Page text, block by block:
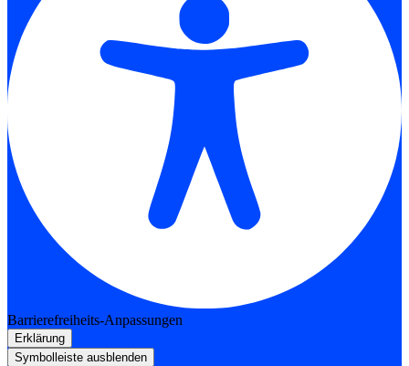
Barrierefreiheits-Anpassungen
Erklärung
Symbolleiste ausblenden